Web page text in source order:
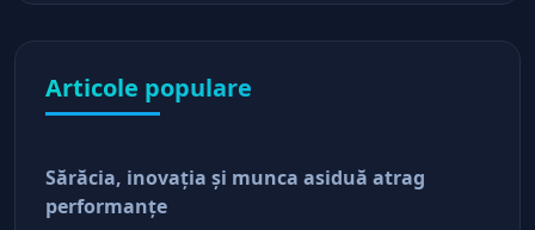
Articole populare
Sărăcia, inovaţia şi munca asiduă atrag
performanţe